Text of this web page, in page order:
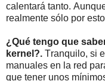
calentará tanto.
realmente sólo por
¿Qué tengo que
kernel?. Tranquilo, si
manuales en la red
que tener unos